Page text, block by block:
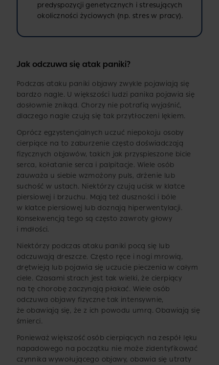
predyspozycji genetycznych i stresujących
okoliczności życiowych (np. stres w pracy).
Jak odczuwa się atak paniki?
Podczas ataku paniki objawy zwykle pojawiają się
bardzo nagle. U większości ludzi panika pojawia się
dosłownie znikąd. Chorzy nie potrafią wyjaśnić,
dlaczego nagle czują się tak przytłoczeni lękiem.
Oprócz egzystencjalnych uczuć niepokoju osoby
cierpiące na to zaburzenie często doświadczają
fizycznych objawów, takich jak przyspieszone bicie
serca, kołatanie serca i palpitacje. Wiele osób
zauważa u siebie wzmożony puls, drżenie lub
suchość w ustach. Niektórzy czują ucisk w klatce
piersiowej i brzuchu. Mają też duszności i bóle
w klatce piersiowej lub doznają hiperwentylacji.
Konsekwencją tego są często zawroty głowy
i mdłości.
Niektórzy podczas ataku paniki pocą się lub
odczuwają dreszcze. Często ręce i nogi mrowią,
drętwieją lub pojawia się uczucie pieczenia w całym
ciele. Czasami strach jest tak wielki, że cierpiący
na tę chorobę zaczynają płakać. Wiele osób
odczuwa objawy fizyczne tak intensywnie,
że obawiają się, że z ich powodu umrą. Obawiają się
śmierci.
Ponieważ większość osób cierpiących na zespół lęku
napadowego na początku nie może zidentyfikować
czynnika wywołującego objawy, obawia się utraty